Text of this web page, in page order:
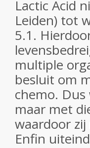
Lactic Acid
Leiden) tot
5.1.
multiple
besluit om
chemo.
maar met
waardoor
Enfin